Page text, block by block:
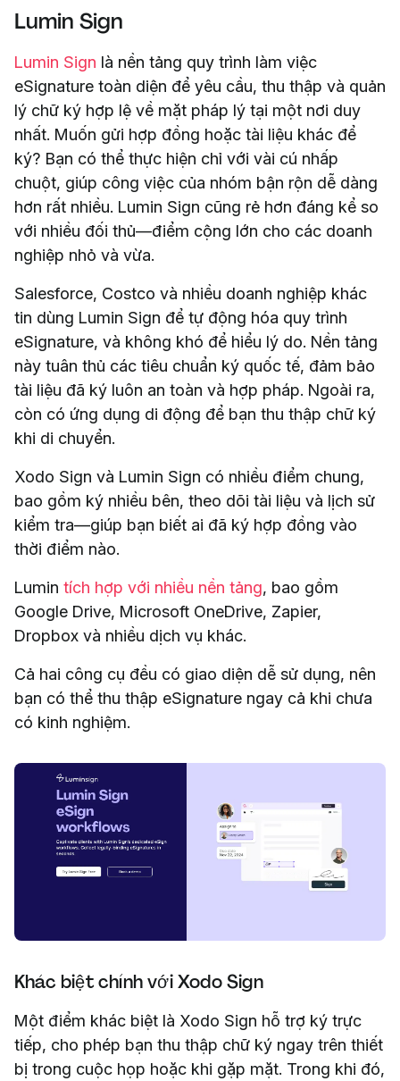
Lumin Sign
Lumin Sign là nền tảng quy trình làm việc
eSignature toàn diện để yêu cầu, thu thập và quản
lý chữ ký hợp lệ về mặt pháp lý tại một nơi duy
nhất. Muốn gửi hợp đồng hoặc tài liệu khác để
ký? Bạn có thể thực hiện chỉ với vài cú nhấp
chuột, giúp công việc của nhóm bận rộn dễ dàng
hơn rất nhiều. Lumin Sign cũng rẻ hơn đáng kể so
với nhiều đối thủ—điểm cộng lớn cho các doanh
nghiệp nhỏ và vừa.
Salesforce, Costco và nhiều doanh nghiệp khác
tin dùng Lumin Sign để tự động hóa quy trình
eSignature, và không khó để hiểu lý do. Nền tảng
này tuân thủ các tiêu chuẩn ký quốc tế, đảm bảo
tài liệu đã ký luôn an toàn và hợp pháp. Ngoài ra,
còn có ứng dụng di động để bạn thu thập chữ ký
khi di chuyển.
Xodo Sign và Lumin Sign có nhiều điểm chung,
bao gồm ký nhiều bên, theo dõi tài liệu và lịch sử
kiểm tra—giúp bạn biết ai đã ký hợp đồng vào
thời điểm nào.
Lumin tích hợp với nhiều nền tảng, bao gồm
Google Drive, Microsoft OneDrive, Zapier,
Dropbox và nhiều dịch vụ khác.
Cả hai công cụ đều có giao diện dễ sử dụng, nên
bạn có thể thu thập eSignature ngay cả khi chưa
có kinh nghiệm.
Khác biệt chính với Xodo Sign
Một điểm khác biệt là Xodo Sign hỗ trợ ký trực
tiếp, cho phép bạn thu thập chữ ký ngay trên thiết
bị trong cuộc họp hoặc khi gặp mặt. Trong khi đó,